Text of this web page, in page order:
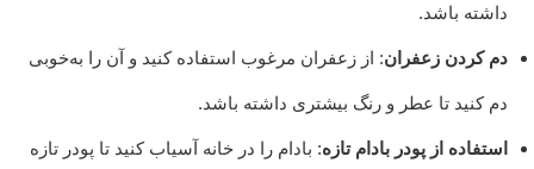
داشته باشد.
دم کردن زعفران: از زعفران مرغوب استفاده کنید و آن را به‌خوبی
دم کنید تا عطر و رنگ بیشتری داشته باشد.
استفاده از پودر بادام تازه: بادام را در خانه آسیاب کنید تا پودر تازه